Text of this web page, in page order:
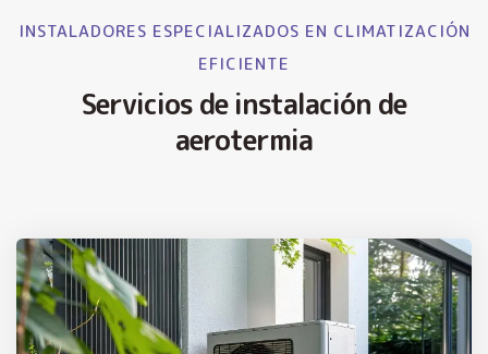
INSTALADORES ESPECIALIZADOS EN CLIMATIZACIÓN
EFICIENTE
Servicios de instalación de
aerotermia